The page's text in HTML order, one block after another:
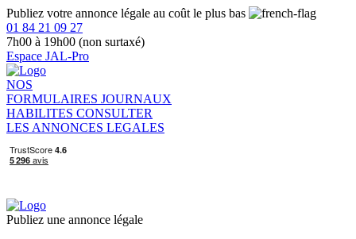
Publiez votre annonce légale au coût le plus bas
01 84 21 09 27
7h00 à 19h00 (non surtaxé)
Espace JAL-Pro
NOS
FORMULAIRES JOURNAUX
HABILITES CONSULTER
LES ANNONCES LEGALES
Publiez une annonce légale